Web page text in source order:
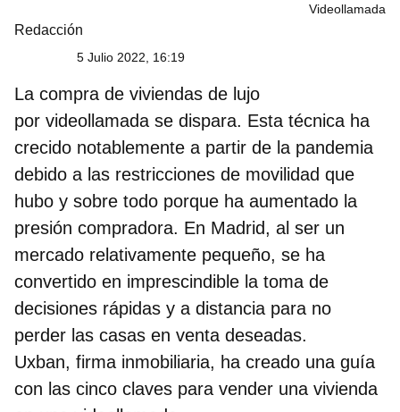
Videollamada
Redacción
5 Julio 2022, 16:19
La compra de viviendas de lujo
por videollamada se dispara. Esta técnica ha
crecido notablemente a partir de la pandemia
debido a las restricciones de movilidad que
hubo y sobre todo porque ha aumentado la
presión compradora. En Madrid, al ser un
mercado relativamente pequeño, se ha
convertido en imprescindible la toma de
decisiones rápidas y a distancia para no
perder las casas en venta deseadas.
Uxban, firma inmobiliaria, ha creado una guía
con las cinco claves para vender una vivienda